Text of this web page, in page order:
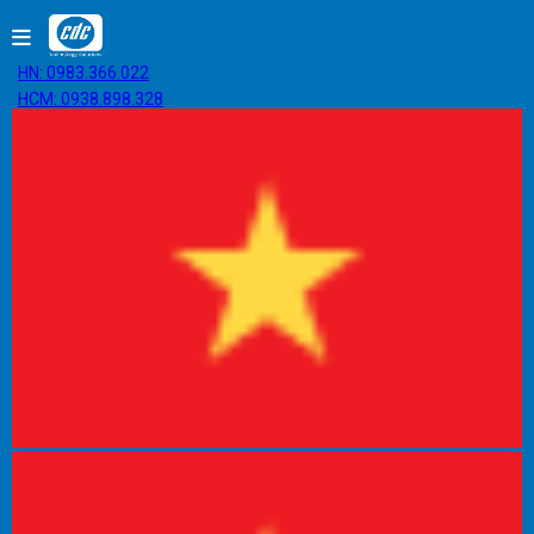
HN: 0983.366.022
HCM: 0938.898.328